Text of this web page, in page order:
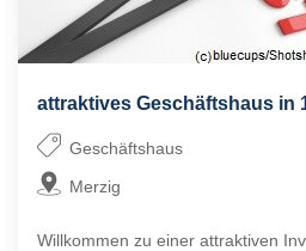
attraktives Geschäftshaus in
Geschäftshaus
Merzig
Willkommen zu einer attraktiven